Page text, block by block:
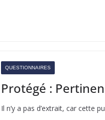
QUESTIONNAIRES
Protégé :
Il n’y a pas d’extrait, car cette